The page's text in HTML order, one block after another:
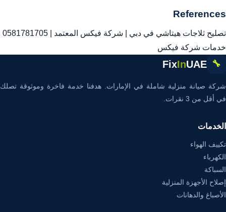
References
تصليح ثلاجات هيتاشي في دبي | شركة فيكس المعتمد | 0581781705
خدمات شركة فيكس
🔧
FixInUAE
شركة صيانة منزلية شاملة في الإمارات. هدفنا خدمة فاخرة وموثوقة تصلك
في أقل من 3 نقرات.
الخدمات
تكييف الهواء
الكهرباء
السباكة
إصلاح الأجهزة المنزلية
الأصباغ والدهانات